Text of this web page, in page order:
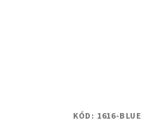
KÓD: 1616-BLUE